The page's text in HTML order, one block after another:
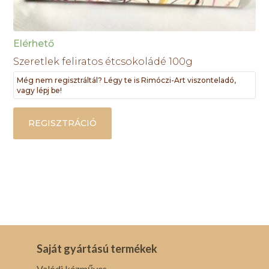
Elérhető
Szeretlek feliratos étcsokoládé 100g
Még nem regisztráltál? Légy te is Rimóczi-Art viszonteladó,
vagy lépj be!
REGISZTRÁCIÓ
Saját gyártású termékek